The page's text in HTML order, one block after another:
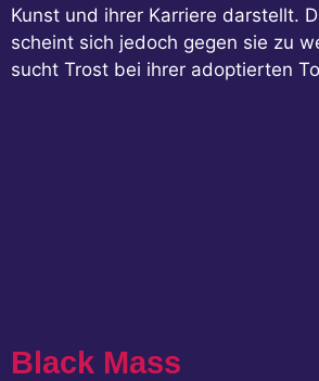
Kunst und ihrer Karriere darstellt.
scheint sich jedoch gegen sie zu
sucht Trost bei ihrer adoptierten
Black Mass